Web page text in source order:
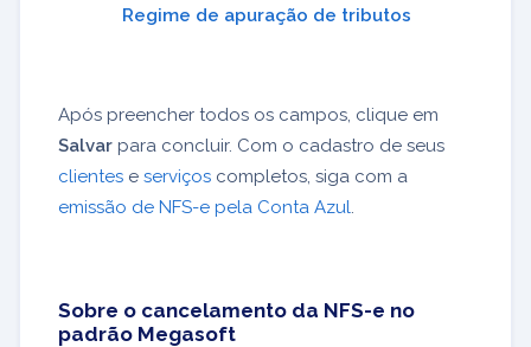
Regime de apuração de tributos
Após preencher todos os campos, clique em
Salvar para concluir. Com o cadastro de seus
clientes e serviços completos, siga com a
emissão de NFS-e pela Conta Azul
Sobre o cancelamento da NFS-e no
padrão Megasoft